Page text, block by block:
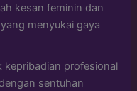
kesan feminin dan
menyukai gaya
kepribadian profesional
sentuhan